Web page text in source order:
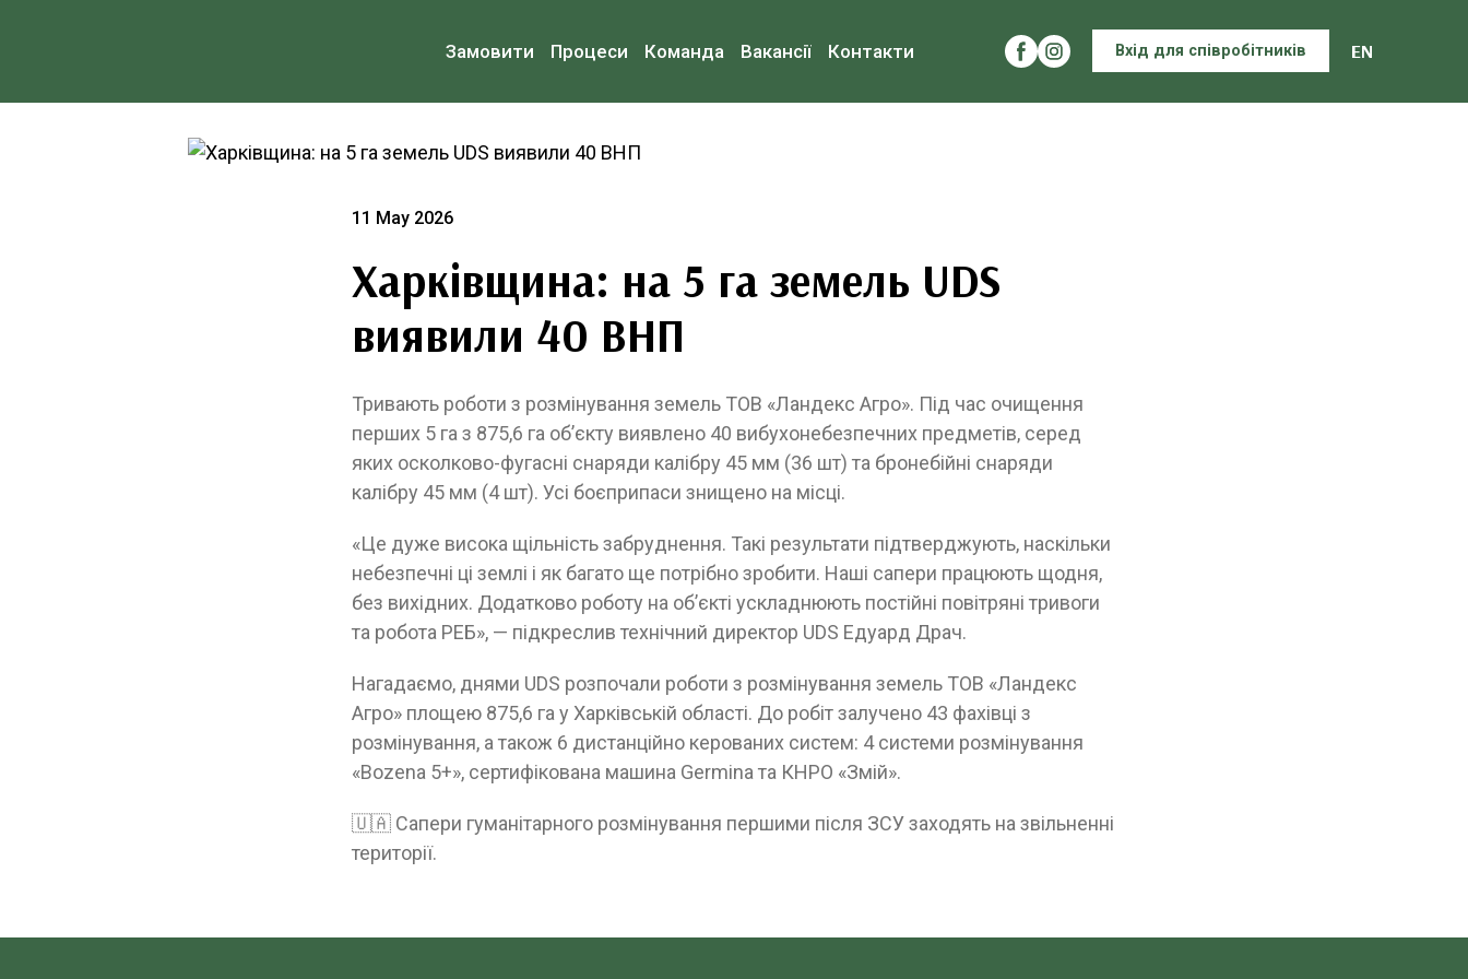
Замовити Процеси Команда Вакансії Контакти Вхід для співробітників EN
11 May 2026
Харківщина: на 5 га земель UDS
виявили 40 ВНП
Тривають роботи з розмінування земель ТОВ «Ландекс Агро». Під час очищення
перших 5 га з 875,6 га об’єкту виявлено 40 вибухонебезпечних предметів, серед
яких осколково-фугасні снаряди калібру 45 мм (36 шт) та бронебійні снаряди
калібру 45 мм (4 шт). Усі боєприпаси знищено на місці.
«Це дуже висока щільність забруднення. Такі результати підтверджують, наскільки
небезпечні ці землі і як багато ще потрібно зробити. Наші сапери працюють щодня,
без вихідних. Додатково роботу на об’єкті ускладнюють постійні повітряні тривоги
та робота РЕБ», — підкреслив технічний директор UDS Едуард Драч.
Нагадаємо, днями UDS розпочали роботи з розмінування земель ТОВ «Ландекс
Агро» площею 875,6 га у Харківській області. До робіт залучено 43 фахівці з
розмінування, а також 6 дистанційно керованих систем: 4 системи розмінування
«Bozena 5+», сертифікована машина Germina та КНРО «Змій».
🇺🇦 Сапери гуманітарного розмінування першими після ЗСУ заходять на звільненні
території.